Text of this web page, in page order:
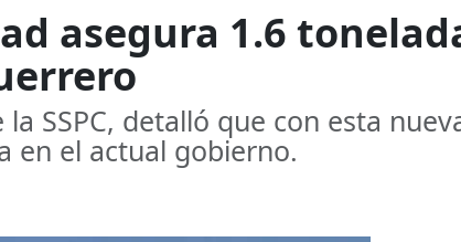
asegura 1.6
SSPC, detalló que con esta
en el actual gobierno.